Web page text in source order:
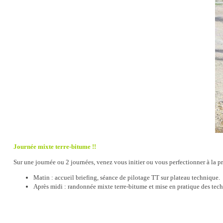
Journée mixte terre-bitume !!
Sur une journée ou 2 journées, venez vous initier ou vous perfectionner à la
Matin : accueil briefing, séance de pilotage TT sur plateau technique.
Après midi : randonnée mixte terre-bitume et mise en pratique des